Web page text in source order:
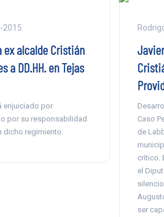
2015
alcalde Cristián
a DD.HH. en Tejas
enjuiciado por
por su responsabilidad
dicho regimiento.
Caso
de
crítico.
el
ser